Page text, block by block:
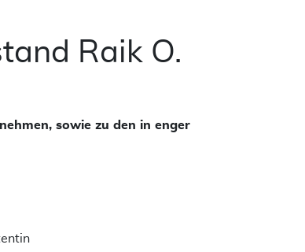
Raik O.
sowie zu den in enger